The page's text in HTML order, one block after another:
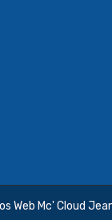
Web Mc' Cloud